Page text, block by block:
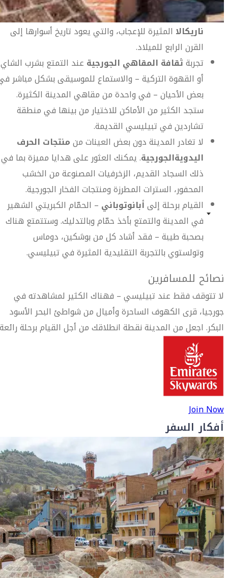
دليل السفر إلى
التمتع بالإطلالة الرائعة على المدينة من أعلىقلعة
ناريكالا المثيرة للإعجاب، والتي يعود تاريخ أسوارها إلى
القرن الرابع للميلاد.
تجربةثقافة المقاهي الجورجية عند التمتع بشرب الشاي
أو القهوة التركية – والاستماع للموسيقى بشكل مباشر
بعض الأحيان – في واحدة من مقاهي المدينة الكثيرة.
ستجد الكثير من الأماكن للاختيار من بينها في منطقة
تشاردين في تبيليسي القديمة.
لا تغادر المدينة دون بعض العينات منمنتجات الحرف
اليدويةالجورجية. يمكنك العثور على هدايا مميزة بما في
ذلك السجاد القديم، الزخرفيات المصنوعة من الخشب
المحفور، السترات المطرزة ومنتجات الفخار الجورجية.
القيام برحلة إلىأبانوتوباني – الحمّام الكبريتي الشهير
في المدينة والتمتع بأخذ حمّام وبالتدليك. وستتمتع هناك
بصحبة طيبة – فقد أشاد كل من بوشكين، دوماس
وتولستوي بالتجربة التقليدية المثيرة في تبيليسي.
نصائح للمسافرين
لا تتوقف فقط عند تبيليسي – فهناك الكثير لمشاهدته في
جورجيا، قرى الكهوف الساحرة وأميال من شواطئ البحر الأسود
البكر. اجعل من المدينة نقطة انطلاقك من أجل القيام برحلة
Join Now
أفكار السفر